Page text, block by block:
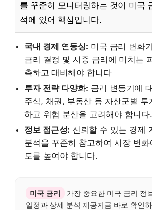
를 꾸준히 모니터링하는 것이 미국
석에 있어 핵심입니다.
국내 경제 연동성: 미국 금리 변화
금리 결정 및 시중 금리에 미치는
측하고 대비해야 합니다.
투자 전략 다양화: 금리 변동기에
주식, 채권, 부동산 등 자산군별 투
하고 위험 분산을 고려해야 합니다.
정보 접근성: 신뢰할 수 있는 경제
분석을 꾸준히 참고하여 시장 변화
도를 높여야 합니다.
미국 금리
가장 중요한 미국 금리 정
일정과 상세 분석 제공지금 바로 확인